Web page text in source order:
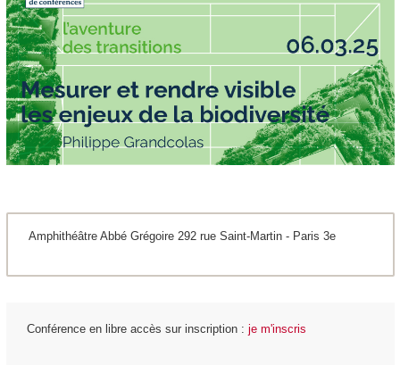
Amphithéâtre Abbé Grégoire 292 rue Saint-Martin - Paris 3e
Conférence en libre accès sur inscription : je m'inscris